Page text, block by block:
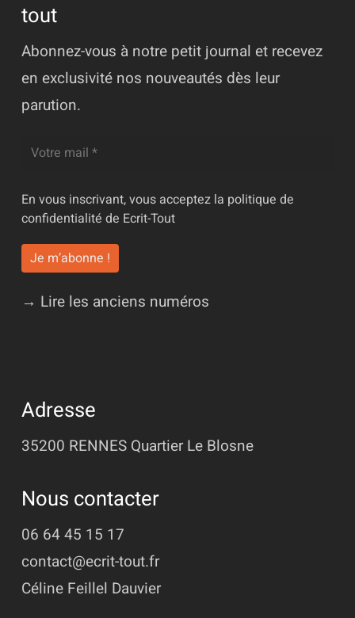
tout
Abonnez-vous à notre petit journal et recevez
en exclusivité nos nouveautés dès leur
parution.
En vous inscrivant, vous acceptez la politique de
confidentialité de Ecrit-Tout
→ Lire les anciens numéros
Adresse
35200 RENNES Quartier Le Blosne
Nous contacter
06 64 45 15 17
contact@ecrit-tout.fr
Céline Feillel Dauvier